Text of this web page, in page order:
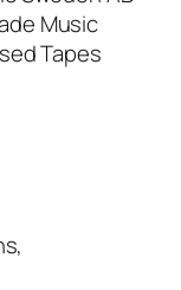
Music
Tapes